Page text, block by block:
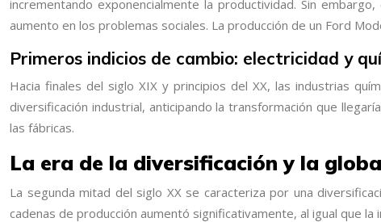
incrementando exponencialmente la productividad. Sin
aumento en los problemas sociales. La producción de un Ford
Primeros indicios de cambio: electricidad y
Hacia finales del siglo XIX y principios del XX, las industrias
diversificación industrial, anticipando la transformación que
las fábricas.
La era de la diversificación y la
La segunda mitad del siglo XX se caracteriza por una
cadenas de producción aumentó significativamente, al igual que